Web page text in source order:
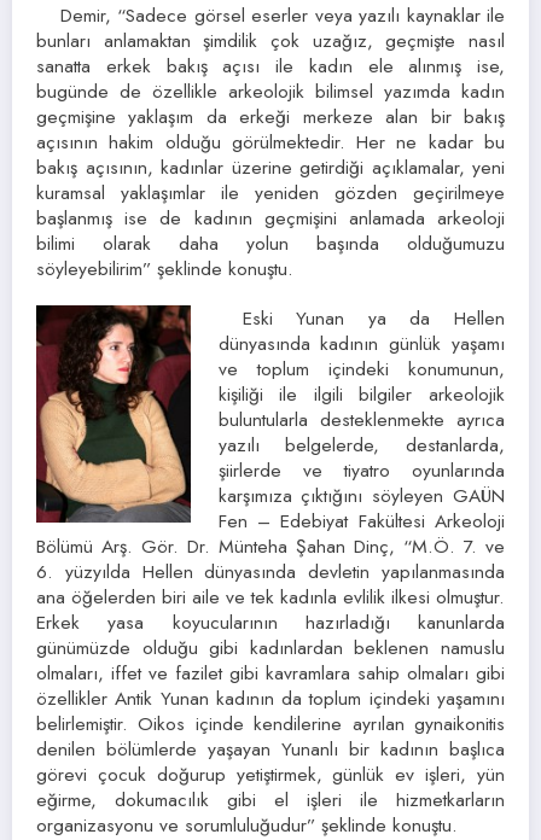
Demir, “Sadece görsel eserler veya yazılı kaynaklar ile
bunları anlamaktan şimdilik çok uzağız, geçmişte nasıl
sanatta erkek bakış açısı ile kadın ele alınmış ise,
bugünde de özellikle arkeolojik bilimsel yazımda kadın
geçmişine yaklaşım da erkeği merkeze alan bir bakış
açısının hakim olduğu görülmektedir. Her ne kadar bu
bakış açısının, kadınlar üzerine getirdiği açıklamalar, yeni
kuramsal yaklaşımlar ile yeniden gözden geçirilmeye
başlanmış ise de kadının geçmişini anlamada arkeoloji
bilimi olarak daha yolun başında olduğumuzu
söyleyebilirim” şeklinde konuştu.
Eski Yunan ya da Hellen
dünyasında kadının günlük yaşamı
ve toplum içindeki konumunun,
kişiliği ile ilgili bilgiler arkeolojik
buluntularla desteklenmekte ayrıca
yazılı belgelerde, destanlarda,
şiirlerde ve tiyatro oyunlarında
karşımıza çıktığını söyleyen GAÜN
Fen – Edebiyat Fakültesi Arkeoloji
Bölümü Arş. Gör. Dr. Münteha Şahan Dinç, “M.Ö. 7. ve
6. yüzyılda Hellen dünyasında devletin yapılanmasında
ana öğelerden biri aile ve tek kadınla evlilik ilkesi olmuştur.
Erkek yasa koyucularının hazırladığı kanunlarda
günümüzde olduğu gibi kadınlardan beklenen namuslu
olmaları, iffet ve fazilet gibi kavramlara sahip olmaları gibi
özellikler Antik Yunan kadının da toplum içindeki yaşamını
belirlemiştir. Oikos içinde kendilerine ayrılan gynaikonitis
denilen bölümlerde yaşayan Yunanlı bir kadının başlıca
görevi çocuk doğurup yetiştirmek, günlük ev işleri, yün
eğirme, dokumacılık gibi el işleri ile hizmetkarların
organizasyonu ve sorumluluğudur” şeklinde konuştu.